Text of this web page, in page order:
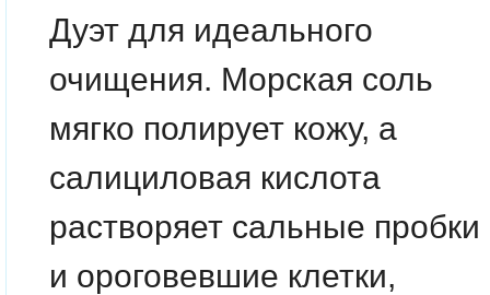
Дуэт для идеального
очищения. Морская соль
мягко полирует кожу, а
салициловая кислота
растворяет сальные пробки
и ороговевшие клетки,